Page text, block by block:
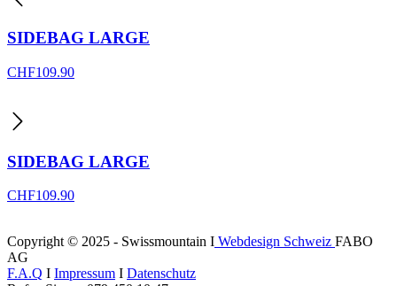
SIDEBAG LARGE
CHF109.90
SIDEBAG LARGE
CHF109.90
Copyright © 2025 - Swissmountain I Webdesign Schweiz FABO
AG
F.A.Q I Impressum I Datenschutz